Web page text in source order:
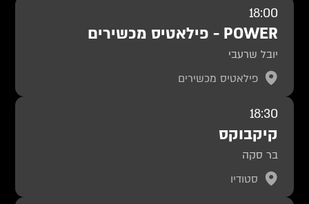
18:00
POWER - פילאטיס מכשירים
יובל שרעבי
פילאטיס מכשירים
18:30
קיקבוקס
בר סקה
סטודיו